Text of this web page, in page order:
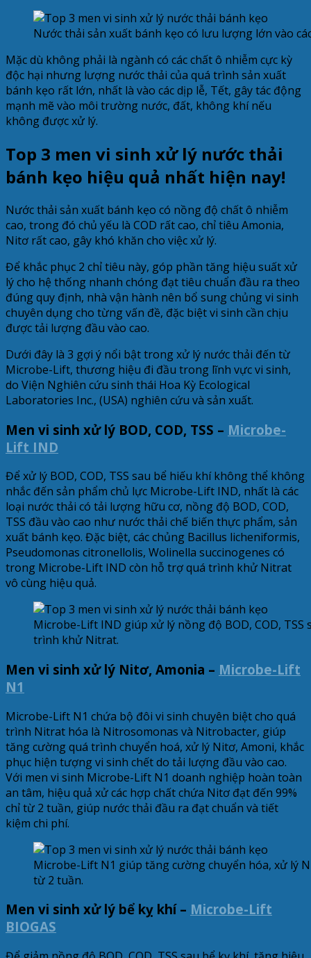
Nước thải sản xuất bánh kẹo có lưu lượng lớn vào
Mặc dù không phải là ngành có các chất ô nhiễm cực kỳ
độc hại nhưng lượng nước thải của quá trình sản xuất
bánh kẹo rất lớn, nhất là vào các dịp lễ, Tết, gây tác động
mạnh mẽ vào môi trường nước, đất, không khí nếu
không được xử lý.
Top 3 men vi sinh xử lý nước thải
bánh kẹo hiệu quả nhất hiện nay!
Nước thải sản xuất bánh kẹo có nồng độ chất ô nhiễm
cao, trong đó chủ yếu là COD rất cao, chỉ tiêu Amonia,
Nitơ rất cao, gây khó khăn cho việc xử lý.
Để khắc phục 2 chỉ tiêu này, góp phần tăng hiệu suất xử
lý cho hệ thống nhanh chóng đạt tiêu chuẩn đầu ra theo
đúng quy định, nhà vận hành nên bổ sung chủng vi sinh
chuyên dụng cho từng vấn đề, đặc biệt vi sinh cần chịu
được tải lượng đầu vào cao.
Dưới đây là 3 gợi ý nổi bật trong xử lý nước thải đến từ
Microbe-Lift, thương hiệu đi đầu trong lĩnh vực vi sinh,
do Viện Nghiên cứu sinh thái Hoa Kỳ Ecological
Laboratories Inc., (USA) nghiên cứu và sản xuất.
Men vi sinh xử lý BOD, COD, TSS – Microbe-
Lift IND
Để xử lý BOD, COD, TSS sau bể hiếu khí không thể không
nhắc đến sản phẩm chủ lực Microbe-Lift IND, nhất là các
loại nước thải có tải lượng hữu cơ, nồng độ BOD, COD,
TSS đầu vào cao như nước thải chế biến thực phẩm, sản
xuất bánh kẹo. Đặc biệt, các chủng Bacillus licheniformis,
Pseudomonas citronellolis, Wolinella succinogenes có
trong Microbe-Lift IND còn hỗ trợ quá trình khử Nitrat
vô cùng hiệu quả.
Microbe-Lift IND giúp xử lý nồng độ BOD, COD,
trình khử Nitrat.
Men vi sinh xử lý Nitơ, Amonia – Microbe-Lift
N1
Microbe-Lift N1 chứa bộ đôi vi sinh chuyên biệt cho quá
trình Nitrat hóa là Nitrosomonas và Nitrobacter, giúp
tăng cường quá trình chuyển hoá, xử lý Nitơ, Amoni, khắc
phục hiện tượng vi sinh chết do tải lượng đầu vào cao.
Với men vi sinh Microbe-Lift N1 doanh nghiệp hoàn toàn
an tâm, hiệu quả xử các hợp chất chứa Nitơ đạt đến 99%
chỉ từ 2 tuần, giúp nước thải đầu ra đạt chuẩn và tiết
kiệm chi phí.
Microbe-Lift N1 giúp tăng cường chuyển hóa, xử lý
từ 2 tuần.
Men vi sinh xử lý bể kỵ khí – Microbe-Lift
BIOGAS